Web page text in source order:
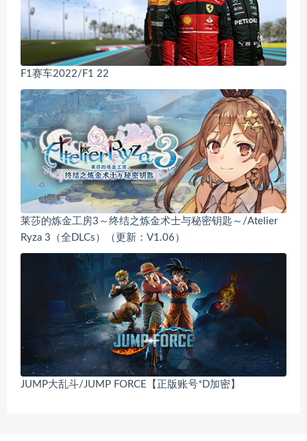
F1赛车2022/F1 22
莱莎的炼金工房3～终结之炼金术士与秘密钥匙～/Atelier
Ryza 3（全DLCs）（更新：V1.06）
JUMP大乱斗/JUMP FORCE【正版账号*D加密】